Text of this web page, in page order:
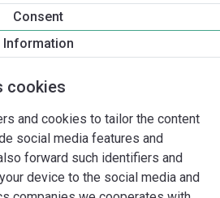
Consent
Information
cookies
and cookies to tailor the content
social media features and
forward such identifiers and
device to the social media and